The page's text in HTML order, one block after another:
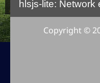
hlsjs-lite: Network
Copyright ©